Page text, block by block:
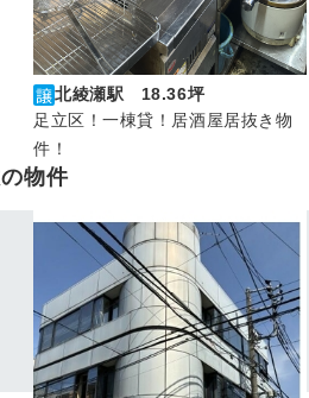
北綾瀬駅 18.36坪
足立区！一棟貸！居酒屋居抜き物
件！
物件